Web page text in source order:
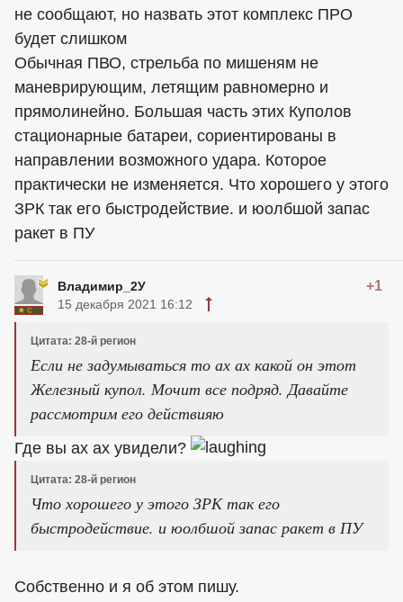
не сообщают, но назвать этот комплекс ПРО
будет слишком
Обычная ПВО, стрельба по мишеням не
маневрирующим, летящим равномерно и
прямолинейно. Большая часть этих Куполов
стационарные батареи, сориентированы в
направлении возможного удара. Которое
практически не изменяется. Что хорошего у этого
ЗРК так его быстродействие. и юолбшой запас
ракет в ПУ
Владимир_2У +1
15 декабря 2021 16:12
Цитата: 28-й регион
Если не задумываться то ах ах какой он этот
Железный купол. Мочит все подряд. Давайте
рассмотрим его действияю
Где вы ах ах увидели?
Цитата: 28-й регион
Что хорошего у этого ЗРК так его
быстродействие. и юолбшой запас ракет в ПУ
Собственно и я об этом пишу.